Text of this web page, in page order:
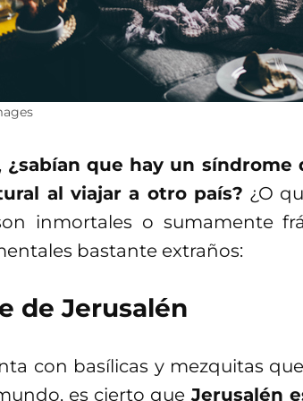
¿sabían que hay un
al viajar a otro país? ¿O
inmortales o sumamente
bastante extraños:
de Jerusalén
con basílicas y mezquitas
es cierto que Jerusalén